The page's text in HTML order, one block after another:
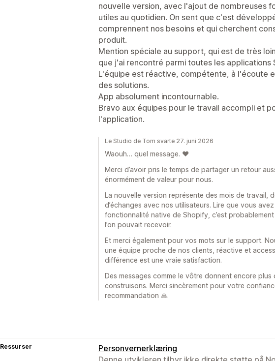
nouvelle version, avec l'ajout de nombreuses
utiles au quotidien. On sent que c'est
comprennent nos besoins et qui cherchent
produit.
Mention spéciale au support, qui est de très
que j'ai rencontré parmi toutes les applications
L'équipe est réactive, compétente, à l'écoute
des solutions.
App absolument incontournable.
Bravo aux équipes pour le travail accompli et
l'application.
Le Studio de Tom svarte 27. juni 2026
Waouh… quel message. ❤️
Merci d’avoir pris le temps de partager un retour
énormément de valeur pour nous.
La nouvelle version représente des mois de travail,
d’échanges avec nos utilisateurs. Lire que vous avez
fonctionnalité native de Shopify, c’est
l’on pouvait recevoir.
Et merci également pour vos mots sur le support.
une équipe proche de nos clients, réactive et
différence est une vraie satisfaction.
Des messages comme le vôtre donnent encore
construisons. Merci sincèrement pour votre
recommandation 🙏
Ressurser
Personvernerklæring